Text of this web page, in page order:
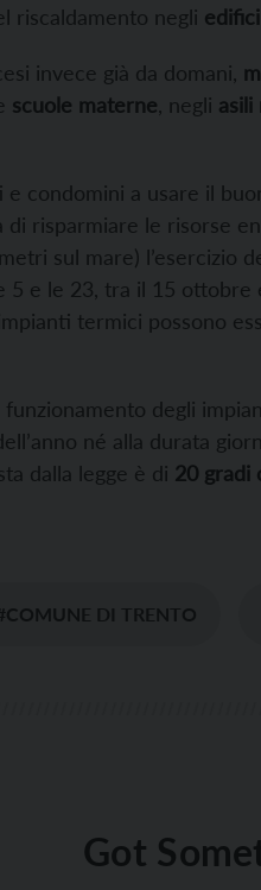
riscaldamento negli
invece già da domani,
scuole materne , negli asili
condomini a usare il
di risparmiare le risorse
sul mare) l’esercizio
5 e le 23, tra il 15
termici possono
funzionamento degli
né alla durata
dalla legge è di 20 gradi
DI TRENTO
Got